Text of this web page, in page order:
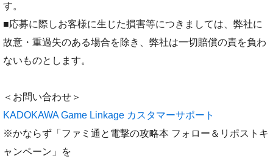
す。
■応募に際しお客様に生じた損害等につきましては、弊社に
故意・重過失のある場合を除き、弊社は一切賠償の責を負わ
ないものとします。
＜お問い合わせ＞
KADOKAWA Game Linkage カスタマーサポート
※かならず「ファミ通と電撃の攻略本 フォロー＆リポストキ
ャンペーン」を